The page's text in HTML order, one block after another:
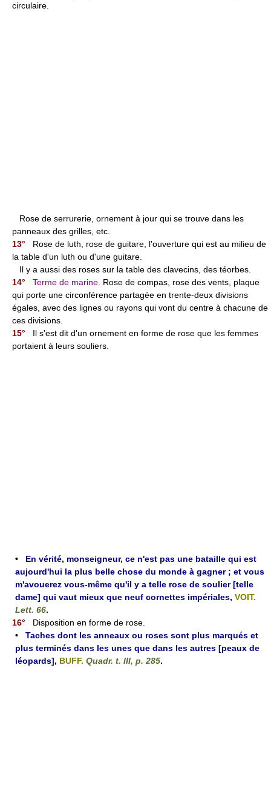
circulaire.
Rose de serrurerie, ornement à jour qui se trouve dans les
panneaux des grilles, etc.
13° Rose de luth, rose de guitare, l'ouverture qui est au milieu de
la table d'un luth ou d'une guitare.
Il y a aussi des roses sur la table des clavecins, des téorbes.
14°
Terme de marine. Rose de compas, rose des vents, plaque
qui porte une circonférence partagée en trente-deux divisions
égales, avec des lignes ou rayons qui vont du centre à chacune de
ces divisions.
15° Il s'est dit d'un ornement en forme de rose que les femmes
portaient à leurs souliers.
• En vérité, monseigneur, ce n'est pas une bataille qui est
aujourd'hui la plus belle chose du monde à gagner ; et vous
m'avouerez vous-même qu'il y a telle rose de soulier [telle
dame] qui vaut mieux que neuf cornettes impériales, VOIT.
Lett. 66.
16° Disposition en forme de rose.
• Taches dont les anneaux ou roses sont plus marqués et
plus terminés dans les unes que dans les autres [peaux de
léopards], BUFF. Quadr. t. III, p. 285.